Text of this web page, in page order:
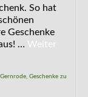
So hat
Geschenke
… Weiter
, Geschenke zu